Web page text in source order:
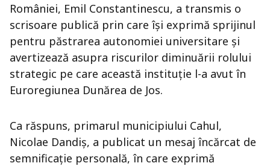
României, Emil Constantinescu, a transmis o
scrisoare publică prin care își exprimă sprijinul
pentru păstrarea autonomiei universitare și
avertizează asupra riscurilor diminuării rolului
strategic pe care această instituție l-a avut în
Euroregiunea Dunărea de Jos.
Ca răspuns, primarul municipiului Cahul,
Nicolae Dandiș, a publicat un mesaj încărcat de
semnificație personală, în care exprimă